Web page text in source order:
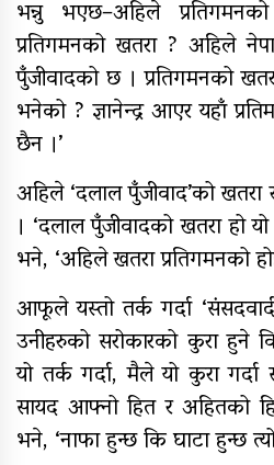
बालबालिका
विषयमा
राष्ट्रपति
प्रतियोगिता सुरु
गर्भवतीको
आर्थिक
आजदेखि
एम्बुलेन्स
घाइते
सामुदायिक
फुटबल
भन्नु भएछ–अहिले
प्रतिगमनको खतरा ? अहिले
पुँजीवादको छ । प्रतिगमनको
भनेको ? ज्ञानेन्द्र आएर यहाँ
छैन ।’
अहिले ‘दलाल पुँजीवाद’को
। ‘दलाल पुँजीवादको खतरा हो
भने, ‘अहिले खतरा प्रतिगमनको
आफूले यस्तो तर्क गर्दा ‘संसदवादी
उनीहरुको सरोकारको कुरा हुने
यो तर्क गर्दा, मैले यो कुरा
सायद आफ्नो हित र अहितको
भने, ‘नाफा हुन्छ कि घाटा हुन्छ